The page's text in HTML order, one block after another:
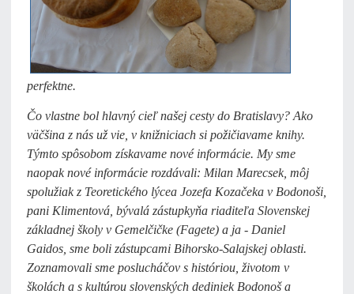
perfektne.
Čo vlastne bol hlavný cieľ našej cesty do Bratislavy? Ako
väčšina z nás už vie, v knižniciach si požičiavame knihy.
Týmto spôsobom získavame nové informácie. My sme
naopak nové informácie rozdávali: Milan Marecsek, môj
spolužiak z Teoretického lýcea Jozefa Kozačeka v Bodonoši,
pani Klimentová, bývalá zástupkyňa riaditeľa Slovenskej
základnej školy v Gemelčičke (Fagete) a ja - Daniel
Gaidos, sme boli zástupcami Bihorsko-Salajskej oblasti.
Zoznamovali sme poslucháčov s históriou, životom v
školách a s kultúrou slovenských dediniek Bodonoš a